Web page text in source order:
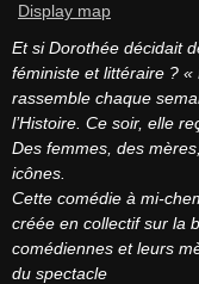
Display map
Et si Dorothée décidait
féministe et littéraire ?
rassemble chaque
l’Histoire. Ce soir, elle
Des femmes, des
icônes.
Cette comédie à mi-
créée en collectif sur la
comédiennes et leurs
du spectacle